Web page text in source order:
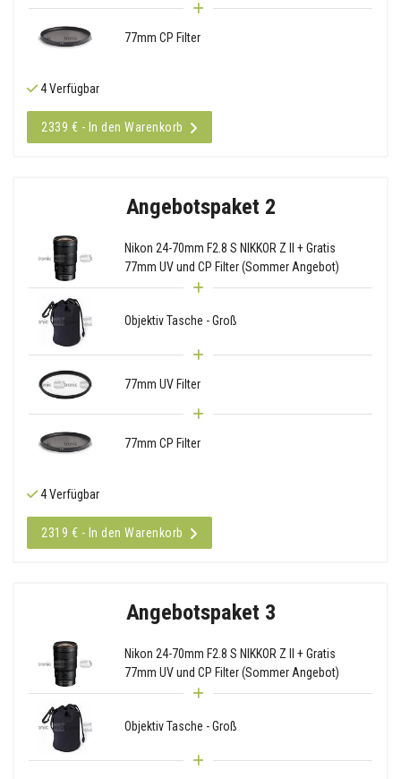
77mm CP Filter
4 Verfügbar
2339 € - In den Warenkorb
Angebotspaket 2
Nikon 24-70mm F2.8 S NIKKOR Z II + Gratis
77mm UV und CP Filter (Sommer Angebot)
Objektiv Tasche - Groß
77mm UV Filter
77mm CP Filter
4 Verfügbar
2319 € - In den Warenkorb
Angebotspaket 3
Nikon 24-70mm F2.8 S NIKKOR Z II + Gratis
77mm UV und CP Filter (Sommer Angebot)
Objektiv Tasche - Groß